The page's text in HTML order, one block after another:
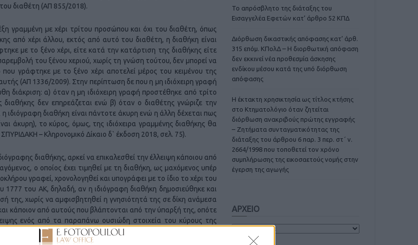
διαθέτη (ΑΠ 855/2018).
γραμμένη με χέρι τρίτου προσώπου και όχι του διαθέτη, όπως
από χέρι άλλου, εκτός από αυτό του διαθέτη, η διαθήκη είναι
με το ξένο χέρι, είτε κατά την κατάρτιση της διαθήκης είτε
του ξένου χεριού, χωρίς τη γνώση τούτου, δεν μπορεί να
γράφτηκε με το ξένο χέρι αποτελεί μέρος του κειμένου της
(ΑΠ 1336/2009). Στην περίπτωση δε που η μη ιδιόχειρη γραφή
διάκριση: α) όταν η μη ιδιόχειρη γραφή προστέθηκε από τρίτο
δεν επηρεάζεται ενώ β) όταν ο διαθέτης γνώριζε την
ιδιόγραφη διαθήκη είναι πάντοτε άκυρη ενώ η άλλη δέχεται πως
άκυρη), το κύρος, όμως, της ιδιόχειρα γραμμένης διαθήκης θα
– Κληρονομικό Δίκαιο δ` έκδοση 2018, σελ. 75).
διαθήκης, αρκεί να επικαλεσθεί την έλλειψη κάποιου από
ο οποίος έχει τιμηθεί με τη διαθήκη, ως μαχόμενος υπέρ
γραφεί, χρονολογηθεί και υπογράφει με το ίδιο το χέρι του
1777 του ΑΚ, δηλαδή, αν η ιδιόγραφη διαθήκη δημοσιεύθηκε και
της, χωρίς να αμφισβητηθεί η γνησιότητά της σε δίκη ανάμεσα
κάποιον από αυτούς που βλάπτονται από την ύπαρξή της, οπότε
ενός από τα παραπάνω ουσιώδη στοιχεία του κύρους της
Το απρόσβλητο της διάταξης του
Εισαγγελέα Εφετών κατ’ άρθρο 52 ΚΠΔ
Διόρθωση δικαστικής απόφασης κατ’ άρθ.
315 επόμ. ΚΠολΔ – Η διορθωτική απόφαση
δεν εκκινεί νέα προθεσμία άσκησης
ενδίκου μέσου κατά της υπό διόρθωση
απόφασης
Η έκτακτη χρησικτησία ως τίτλος κτήσης
στο Κτηματολόγιο όταν ζητείται
διόρθωση ανακριβούς πρώτης εγγραφής
– Ζητήματα συνταγματικότητας της
διάταξης του άρθρου 6 παρ. 3 περ. στ΄ ν.
2664/1998 που τοποθετεί τον χρόνο
συμπλήρωσης της εικοσαετούς νομής στην
έγερση της αγωγής
ΑΡΧΕΙΟ